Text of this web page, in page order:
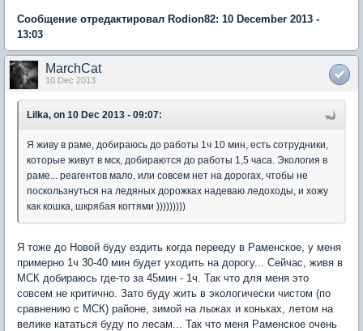
Сообщение отредактировал Rodion82: 10 December 2013 -
13:03
MarchCat
10 Dec 2013
Lilka, on 10 Dec 2013 - 09:07:
Я живу в раме, добираюсь до работы 1ч 10 мин, есть сотрудники,
которые живут в мск, добираются до работы 1,5 часа. Экология в
раме... реагентов мало, или совсем нет на дорогах, чтобы не
поскользнуться на ледяных дорожках надеваю ледоходы, и хожу
как кошка, шкрябая когтями )))))))))
Я тоже до Новой буду ездить когда перееду в Раменское, у меня
примерно 1ч 30-40 мин будет уходить на дорогу... Сейчас, живя в
МСК добираюсь где-то за 45мин - 1ч. Так что для меня это
совсем не критично. Зато буду жить в экологически чистом (по
сравнению с МСК) районе, зимой на лыжах и коньках, летом на
велике кататься буду по лесам... Так что меня Раменское очень